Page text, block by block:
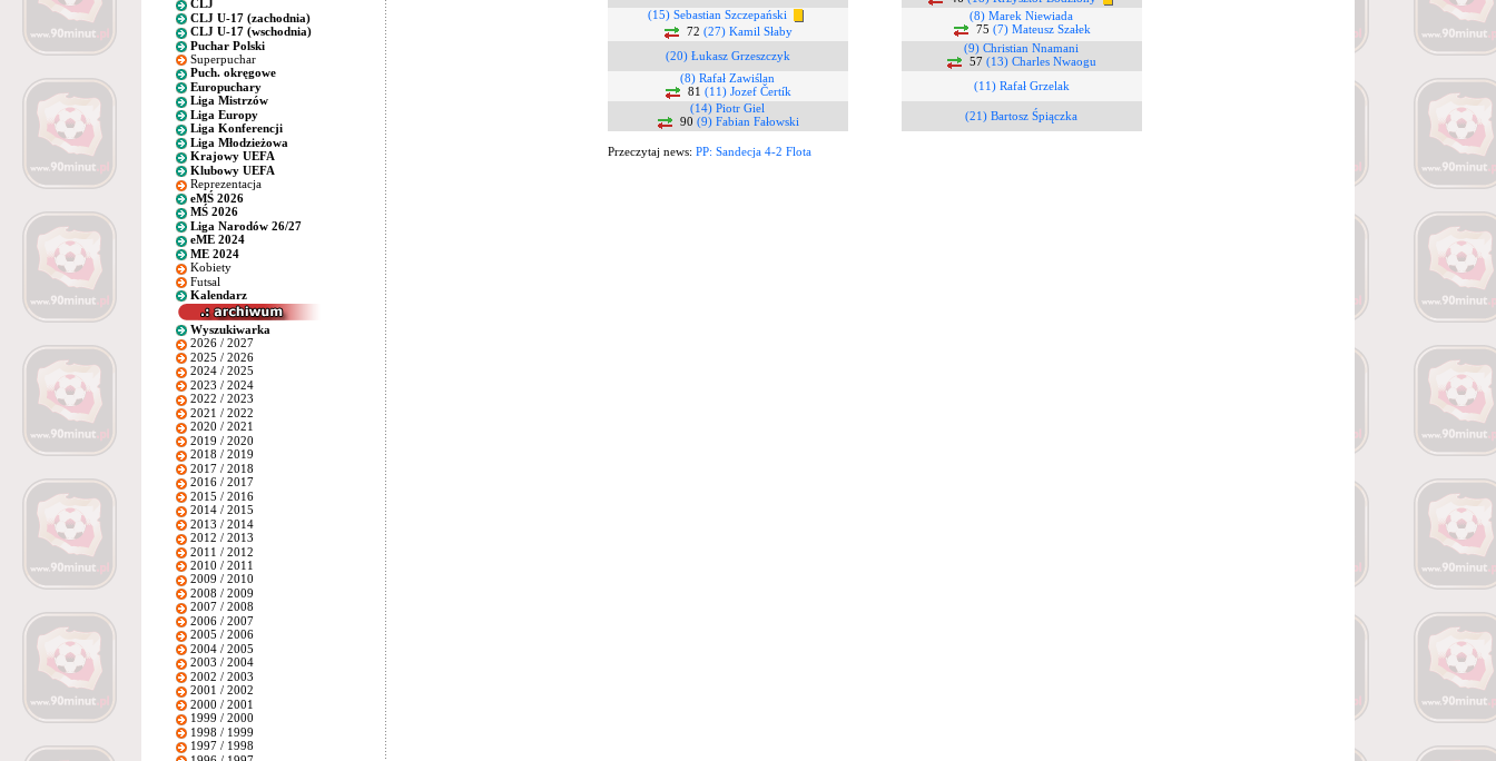
CLJ
CLJ U-17 (zachodnia)
CLJ U-17 (wschodnia)
Puchar Polski
Superpuchar
Puch. okręgowe
Europuchary
Liga Mistrzów
Liga Europy
Liga Konferencji
Liga Młodzieżowa
Krajowy UEFA
Klubowy UEFA
Reprezentacja
eMŚ 2026
MŚ 2026
Liga Narodów 26/27
eME 2024
ME 2024
Kobiety
Futsal
Kalendarz
Wyszukiwarka
2026 / 2027
2025 / 2026
2024 / 2025
2023 / 2024
2022 / 2023
2021 / 2022
2020 / 2021
2019 / 2020
2018 / 2019
2017 / 2018
2016 / 2017
2015 / 2016
2014 / 2015
2013 / 2014
2012 / 2013
2011 / 2012
2010 / 2011
2009 / 2010
2008 / 2009
2007 / 2008
2006 / 2007
2005 / 2006
2004 / 2005
2003 / 2004
2002 / 2003
2001 / 2002
2000 / 2001
1999 / 2000
1998 / 1999
1997 / 1998
(15) Sebastian Szczepański
72 (27) Kamil Słaby
(8) Marek Niewiada
75 (7) Mateusz Szałek
(20) Łukasz Grzeszczyk
(9) Christian Nnamani
57 (13) Charles Nwaogu
(8) Rafał Zawiślan
81 (11) Jozef Čertík
(11) Rafał Grzelak
(14) Piotr Giel
90 (9) Fabian Fałowski (21) Bartosz Śpiączka
Przeczytaj news: PP: Sandecja 4-2 Flota